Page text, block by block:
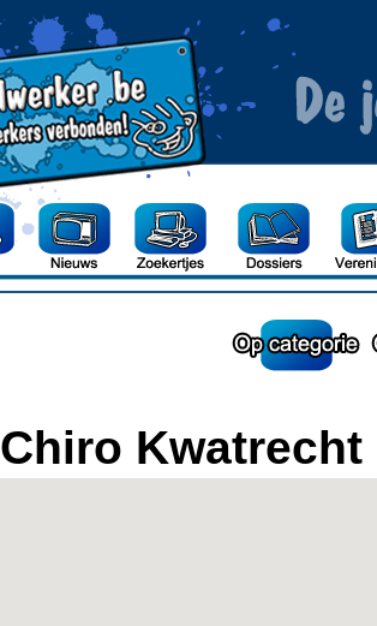
Chiro Kwatrecht